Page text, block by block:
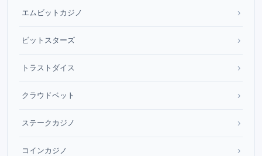
エムビットカジノ ›
ビットスターズ ›
トラストダイス ›
クラウドベット ›
ステークカジノ ›
コインカジノ ›